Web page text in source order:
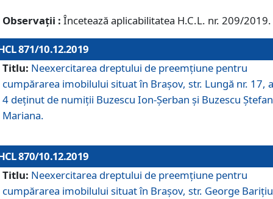
Observații : Încetează aplicabilitatea H.C.L. nr. 209/2019.
871/10.12.2019
Titlu: Neexercitarea dreptului de preemţiune pentru
cumpărarea imobilului situat în Braşov, str. Lungă nr. 17,
4 deţinut de numiţii Buzescu Ion-Şerban și Buzescu
Mariana.
870/10.12.2019
Titlu: Neexercitarea dreptului de preemţiune pentru
cumpărarea imobilului situat în Braşov, str. George